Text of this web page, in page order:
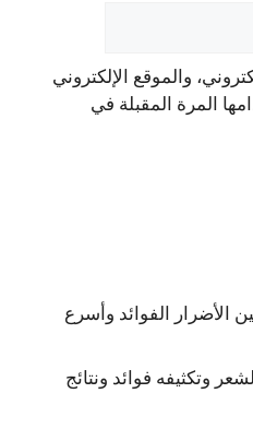
والموقع الإلكتروني
المرة المقبلة في
الأضرار الفوائد وأسرع
وتكثيفه فوائد ونتائج